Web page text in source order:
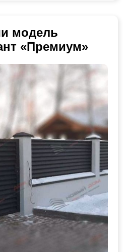
модель
«Премиум»